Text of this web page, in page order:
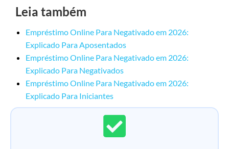
Leia também
Empréstimo Online Para Negativado em 2026:
Explicado Para Aposentados
Empréstimo Online Para Negativado em 2026:
Explicado Para Negativados
Empréstimo Online Para Negativado em 2026:
Explicado Para Iniciantes